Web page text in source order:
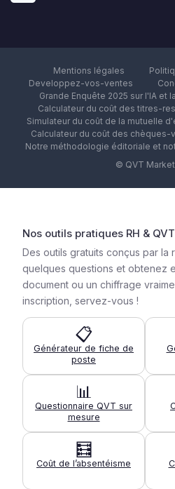
Mentions légales
Developpez-vos-ventes
Grande Enquête 2025 sur l'IA et
Calculateur du coût des titres-
Simulateur du coût de la mutuelle
Calculateur du coût des
Notre méthodologie éditoriale et
© QVT
Nos outils pratiques RH & QVT
Des outils gratuits conçus par la
quelques questions et obtenez
document ou un chiffrage
inscription, servez-vous !
📋
Générateur de fiche de
poste
📊
Questionnaire QVT sur
mesure
🧮
Coût de l’absentéisme